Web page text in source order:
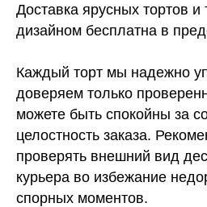
Доставка ярусных тортов
дизайном бесплатна в
Каждый торт мы надежно
доверяем только
можете быть спокойны за
целостность заказа.
проверять внешний вид
курьера во избежание
спорных моментов.